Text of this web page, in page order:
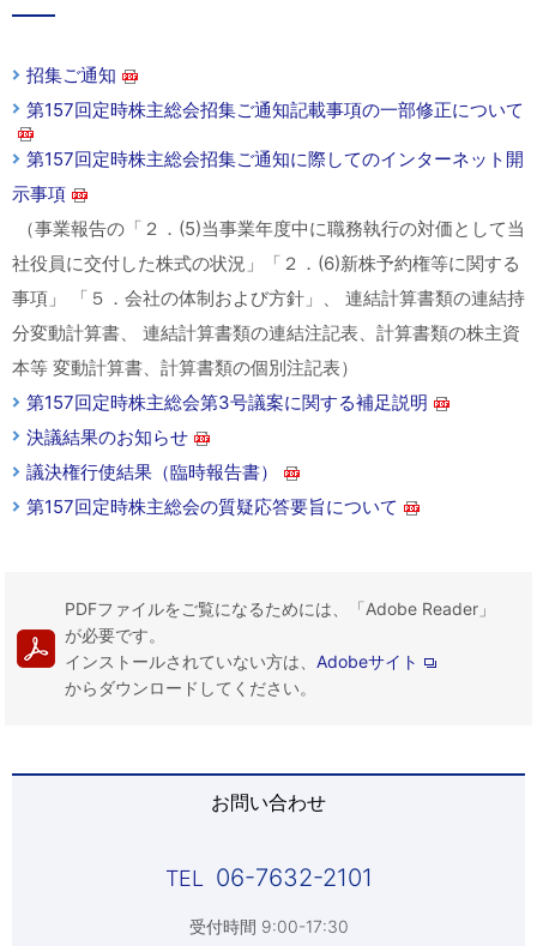
招集ご通知
第157回定時株主総会招集ご通知記載事項の一部修正について
第157回定時株主総会招集ご通知に際してのインターネット開
示事項
（事業報告の「２．(5)当事業年度中に職務執行の対価として当
社役員に交付した株式の状況」「２．(6)新株予約権等に関する
事項」 「５．会社の体制および方針」、 連結計算書類の連結持
分変動計算書、 連結計算書類の連結注記表、計算書類の株主資
本等 変動計算書、計算書類の個別注記表）
第157回定時株主総会第3号議案に関する補足説明
決議結果のお知らせ
議決権行使結果（臨時報告書）
第157回定時株主総会の質疑応答要旨について
PDFファイルをご覧になるためには、「Adobe Reader」
が必要です。
インストールされていない方は、Adobeサイト
からダウンロードしてください。
お問い合わせ
06-7632-2101
受付時間 9:00-17:30